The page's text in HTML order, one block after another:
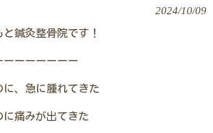
2024/10/09
鍼灸整骨院です！
ーーーーーー
に、急に腫れてきた
に痛みが出てきた